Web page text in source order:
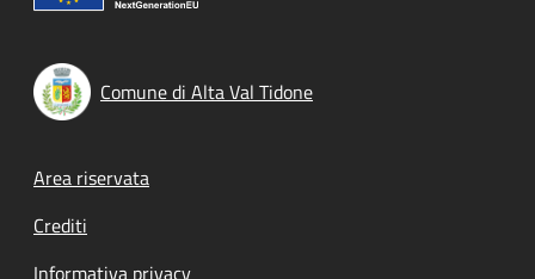
Comune di Alta Val Tidone
Footer menu
Area riservata
Crediti
Informativa privacy